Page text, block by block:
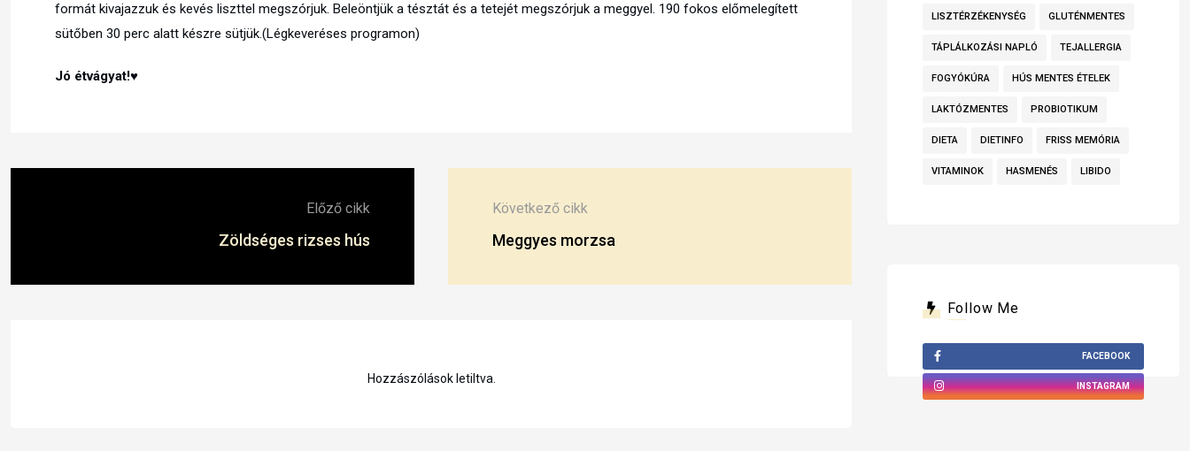
formát kivajazzuk és kevés liszttel megszórjuk. Beleöntjük a tésztát és a tetejét megszórjuk a meggyel. 190 fokos előmelegített
sütőben 30 perc alatt készre sütjük.(Légkeveréses programon)
Jó étvágyat!♥
Előző cikk
Zöldséges rizses hús
Következő cikk
Meggyes morzsa
Hozzászólások letiltva.
LISZTÉRZÉKENYSÉG GLUTÉNMENTES
TÁPLÁLKOZÁSI NAPLÓ TEJALLERGIA
FOGYÓKÚRA HÚS MENTES ÉTELEK
LAKTÓZMENTES PROBIOTIKUM
DIETA DIETINFO FRISS MEMÓRIA
VITAMINOK HASMENÉS LIBIDO
Follow Me
FACEBOOK
INSTAGRAM